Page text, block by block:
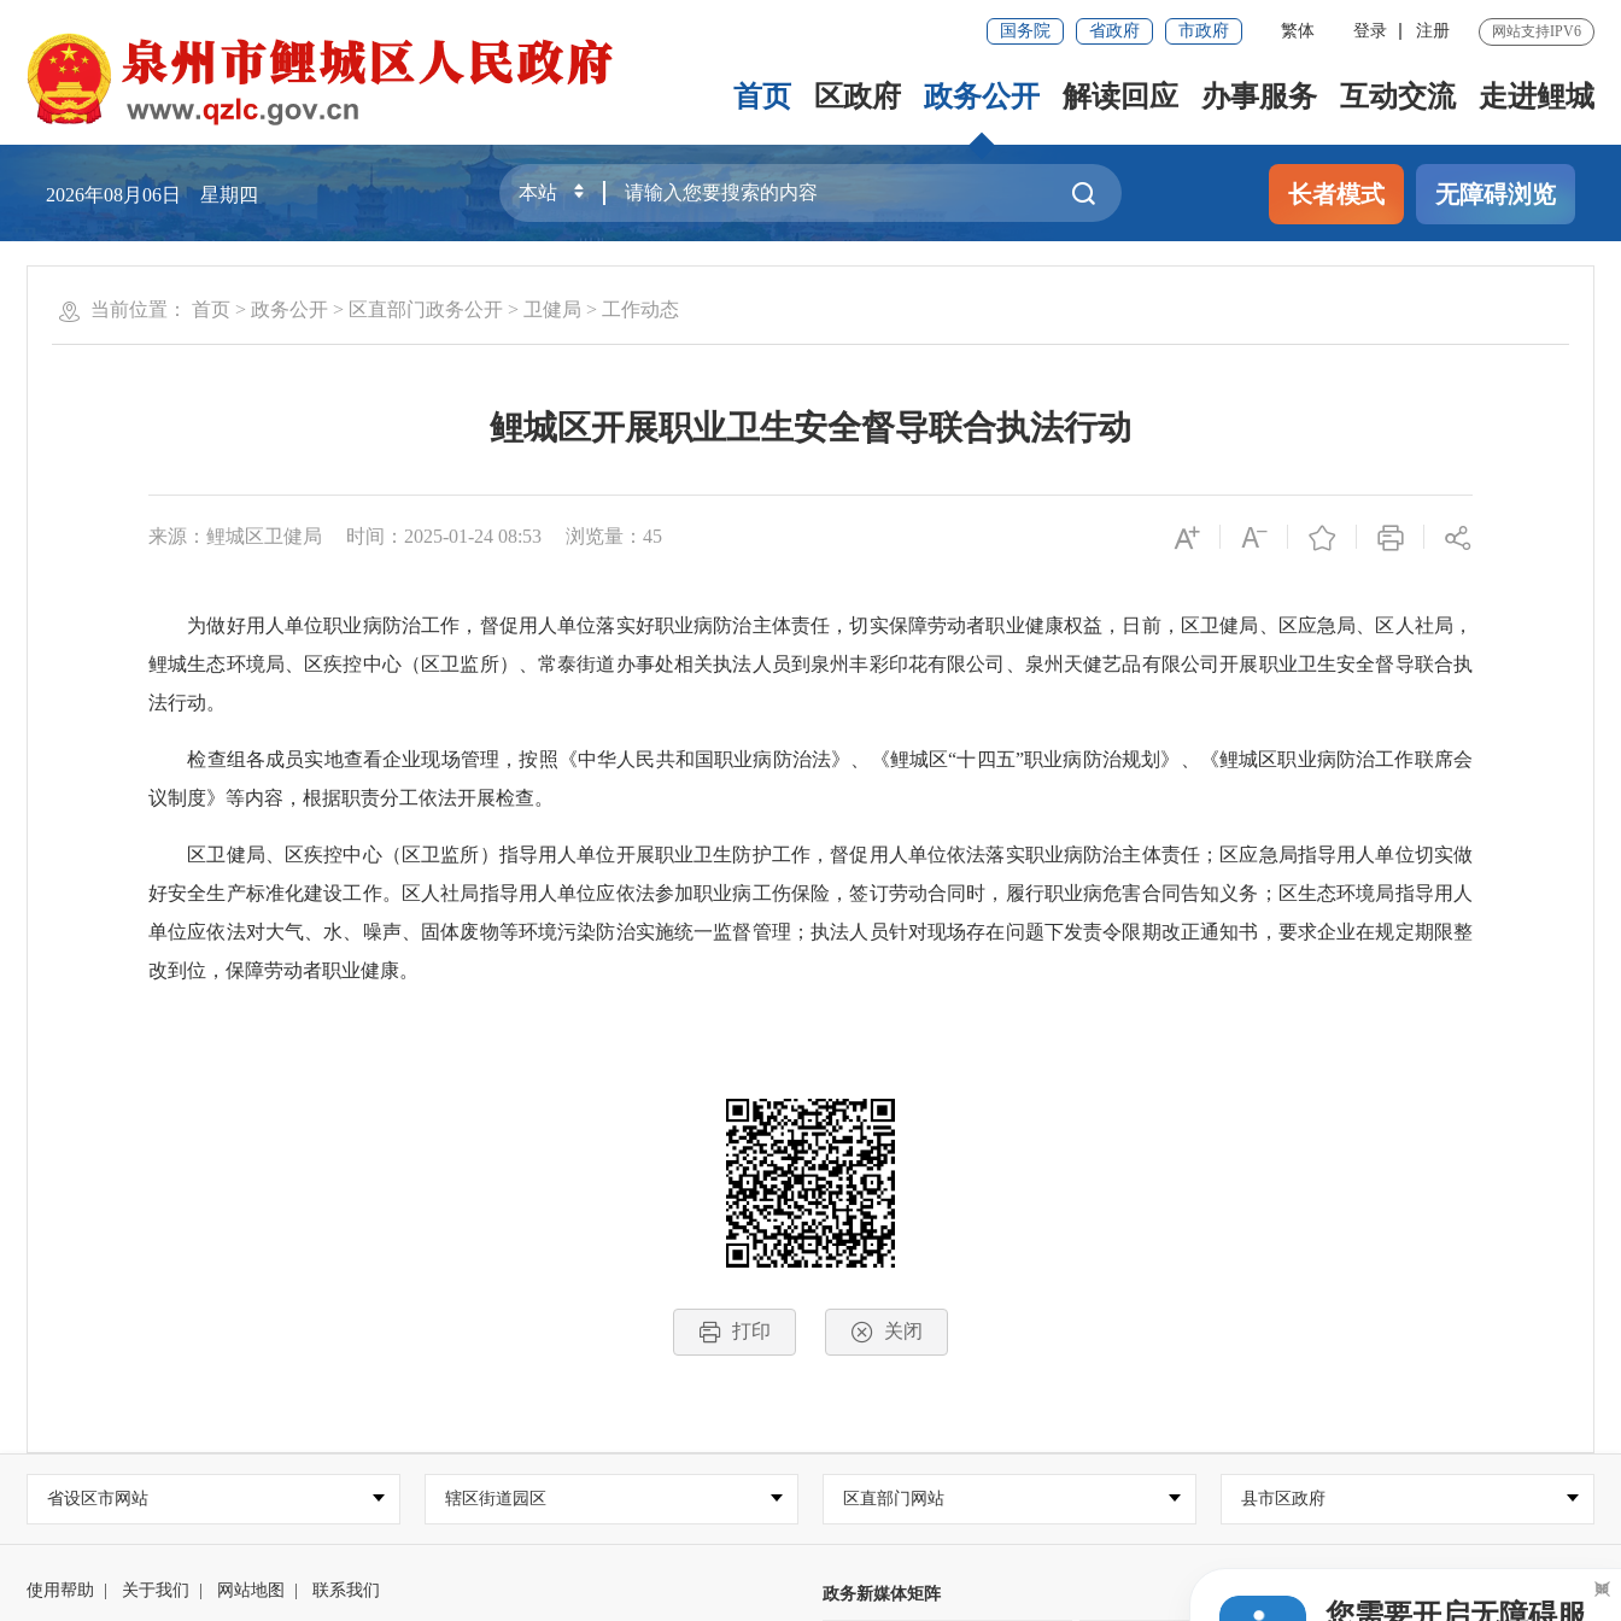
国务院 省政府 市政府 繁体 登录 注册 网站支持IPV6
首页 区政府 政务公开 解读回应 办事服务 互动交流 走进鲤城
2026年08月06日 星期四 长者模式 无障碍浏览
当前位置： 首页 > 政务公开 > 区直部门政务公开 > 卫健局 > 工作动态
鲤城区开展职业卫生安全督导联合执法行动
来源：鲤城区卫健局 时间：2025-01-24 08:53 浏览量： 45
为做好用人单位职业病防治工作，督促用人单位落实好职业病防治主体责任，切实保障劳动者职业健康权益，日前，区卫健局、区应急局、区人社局，
鲤城生态环境局、区疾控中心（区卫监所）、常泰街道办事处相关执法人员到泉州丰彩印花有限公司、泉州天健艺品有限公司开展职业卫生安全督导联合执
法行动。
检查组各成员实地查看企业现场管理，按照《中华人民共和国职业病防治法》、《鲤城区“十四五”职业病防治规划》、《鲤城区职业病防治工作联席会
议制度》等内容，根据职责分工依法开展检查。
区卫健局、区疾控中心（区卫监所）指导用人单位开展职业卫生防护工作，督促用人单位依法落实职业病防治主体责任；区应急局指导用人单位切实做
好安全生产标准化建设工作。区人社局指导用人单位应依法参加职业病工伤保险，签订劳动合同时，履行职业病危害合同告知义务；区生态环境局指导用人
单位应依法对大气、水、噪声、固体废物等环境污染防治实施统一监督管理；执法人员针对现场存在问题下发责令限期改正通知书，要求企业在规定期限整
改到位，保障劳动者职业健康。
打印 关闭
省设区市网站 辖区街道园区 区直部门网站 县市区政府
使用帮助 | 关于我们 | 网站地图 | 联系我们 政务新媒体矩阵 